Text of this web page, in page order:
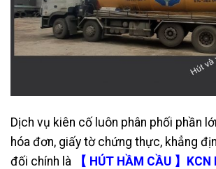
Dịch vụ kiên cố luôn phân phối phần
hóa đơn, giấy tờ chứng thực, khẳng
đối chính là
【 HÚT HẦM CẦU 】